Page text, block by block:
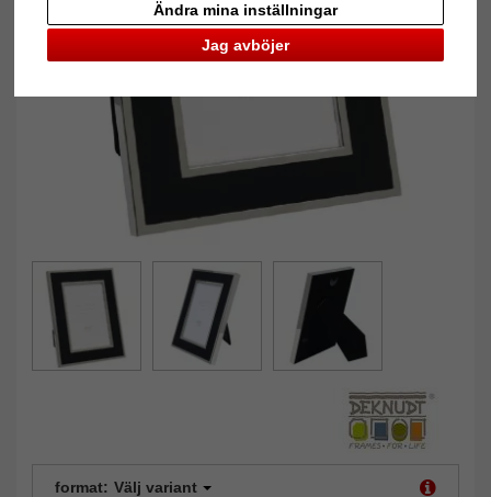
Jag avböjer
Ändra mina inställningar
format: Välj variant